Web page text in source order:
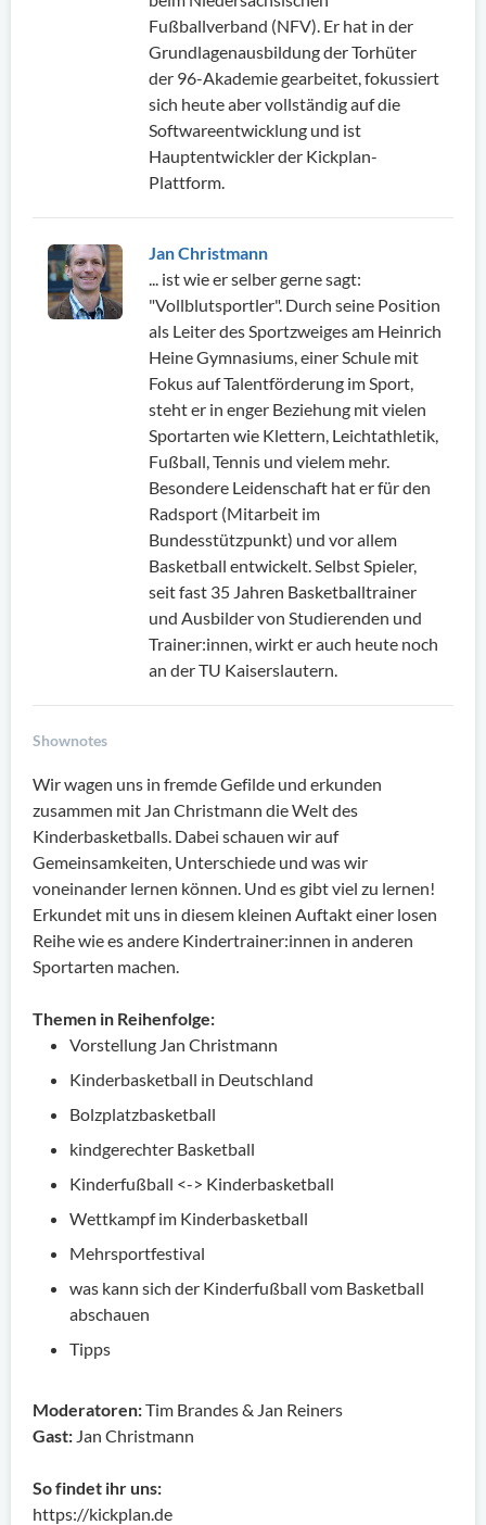
Fußballverband (NFV). Er hat in der
Grundlagenausbildung der Torhüter
der 96-Akademie gearbeitet, fokussiert
sich heute aber vollständig auf die
Softwareentwicklung und ist
Hauptentwickler der Kickplan-
Plattform.
Jan Christmann
... ist wie er selber gerne sagt:
"Vollblutsportler". Durch seine Position
als Leiter des Sportzweiges am Heinrich
Heine Gymnasiums, einer Schule mit
Fokus auf Talentförderung im Sport,
steht er in enger Beziehung mit vielen
Sportarten wie Klettern, Leichtathletik,
Fußball, Tennis und vielem mehr.
Besondere Leidenschaft hat er für den
Radsport (Mitarbeit im
Bundesstützpunkt) und vor allem
Basketball entwickelt. Selbst Spieler,
seit fast 35 Jahren Basketballtrainer
und Ausbilder von Studierenden und
Trainer:innen, wirkt er auch heute noch
an der TU Kaiserslautern.
Shownotes
Wir wagen uns in fremde Gefilde und erkunden
zusammen mit Jan Christmann die Welt des
Kinderbasketballs. Dabei schauen wir auf
Gemeinsamkeiten, Unterschiede und was wir
voneinander lernen können. Und es gibt viel zu lernen!
Erkundet mit uns in diesem kleinen Auftakt einer losen
Reihe wie es andere Kindertrainer:innen in anderen
Sportarten machen.
Themen in Reihenfolge:
Vorstellung Jan Christmann
Kinderbasketball in Deutschland
Bolzplatzbasketball
kindgerechter Basketball
Kinderfußball <-> Kinderbasketball
Wettkampf im Kinderbasketball
Mehrsportfestival
was kann sich der Kinderfußball vom Basketball
abschauen
Tipps
Moderatoren:Tim Brandes & Jan Reiners
Gast: Jan Christmann
So findet ihr uns:
https://kickplan.de